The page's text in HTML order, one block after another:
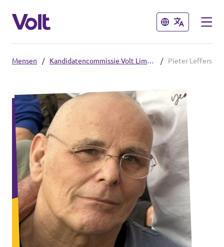
Sluiten
Volt Maastricht
Sluiten
Standpunten
Over Volt
Mensen
Nieuws
Agenda
Mensen / Kandidatencommissie Volt Limburg / Pieter Leffers